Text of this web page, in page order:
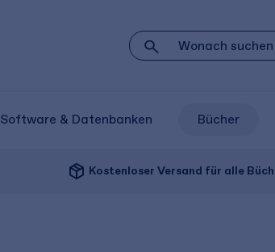
Software & Datenbanken Bücher
package_2 Kostenloser Versand für alle